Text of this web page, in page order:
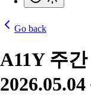
Go back
A11Y 주
2026.05.04